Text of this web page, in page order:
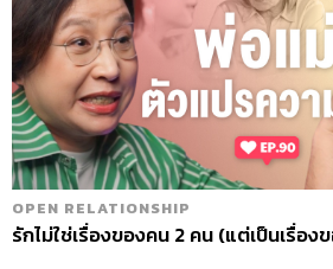
OPEN RELATIONSHIP
รักไม่ใช่เรื่องของคน 2 คน (แต่เป็นเรื่อ